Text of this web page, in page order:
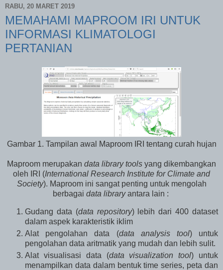
RABU, 20 MARET 2019
MEMAHAMI MAPROOM IRI UNTUK
INFORMASI KLIMATOLOGI
PERTANIAN
Gambar 1. Tampilan awal Maproom IRI tentang curah hujan
Maproom merupakan data library tools yang dikembangkan
oleh IRI (International Research Institute for Climate and
Society). Maproom ini sangat penting untuk mengolah
berbagai data libraryantara lain :
Gudang data (data repository) lebih dari 400 dataset
dalam aspek karakteristik iklim
Alat pengolahan data (data analysis tool) untuk
pengolahan data aritmatik yang mudah dan lebih sulit.
Alat visualisasi data (data visualization tool) untuk
menampilkan data dalam bentuk time series, peta dan